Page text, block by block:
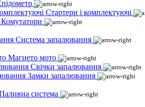
Стартери і комплектуючі
Комутатори
Система запалювання
Магнето мото
Свічки запалювання
Замки запалювання
система